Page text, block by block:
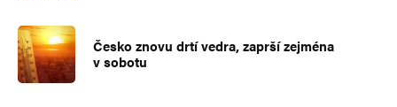
Česko znovu drtí vedra, zaprší zejména
v sobotu